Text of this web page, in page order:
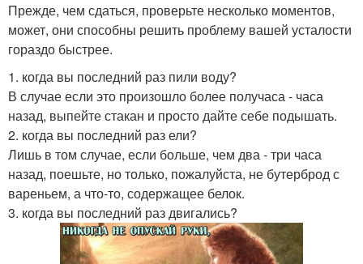
Прежде, чем сдаться, проверьте несколько моментов,
может, они способны решить проблему вашей усталости
гораздо быстрее.
1. когда вы последний раз пили воду?
В случае если это произошло более получаса - часа
назад, выпейте стакан и просто дайте себе подышать.
2. когда вы последний раз ели?
Лишь в том случае, если больше, чем два - три часа
назад, поешьте, но только, пожалуйста, не бутерброд с
вареньем, а что-то, содержащее белок.
3. когда вы последний раз двигались?